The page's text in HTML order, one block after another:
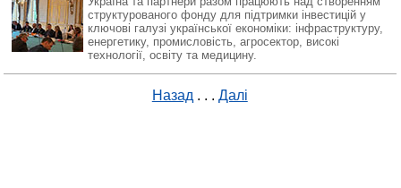
структурованого фонду для підтримки інвестицій у
ключові галузі української економіки: інфраструктуру,
енергетику, промисловість, агросектор, високі
технології, освіту та медицину.
Назад . . . Далі